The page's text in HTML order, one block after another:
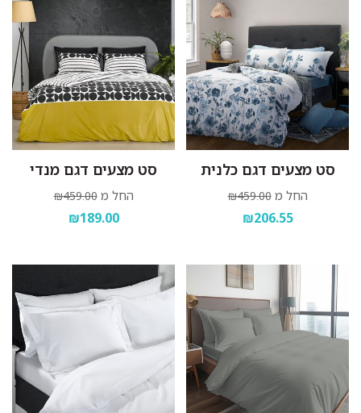
סט מצעים דגם כלנית
החל מ ₪459.00
₪206.55
סט מצעים דגם מנדי
החל מ ₪459.00
₪189.00